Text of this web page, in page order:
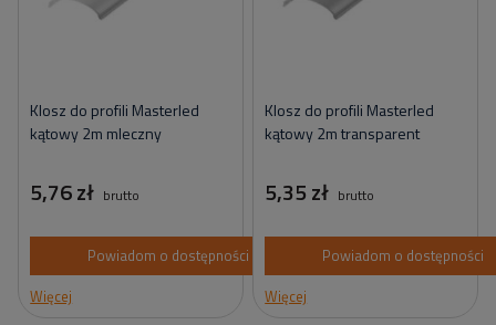
Klosz do profili Masterled
kątowy 2m mleczny
5,76 zł brutto
Powiadom o dostępności
Więcej
Klosz do profili Masterled
kątowy 2m transparent
5,35 zł brutto
Powiadom o dostępności
Więcej